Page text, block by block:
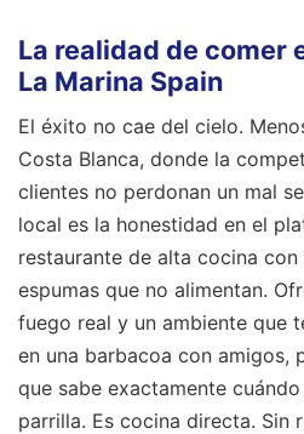
La realidad de comer
La Marina Spain
El éxito no cae del cielo.
Costa Blanca, donde la
clientes no perdonan un mal
local es la honestidad en el
restaurante de alta cocina
espumas que no alimentan.
fuego real y un ambiente que
en una barbacoa con amigos,
que sabe exactamente
parrilla. Es cocina directa. Sin